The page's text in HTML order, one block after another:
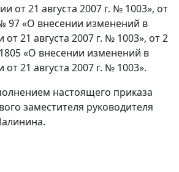
от 21 августа 2007 г. № 1003», от
97 «О внесении изменений в
21 августа 2007 г. № 1003», от 2
«О внесении изменений в
21 августа 2007 г. № 1003».
настоящего приказа
заместителя руководителя